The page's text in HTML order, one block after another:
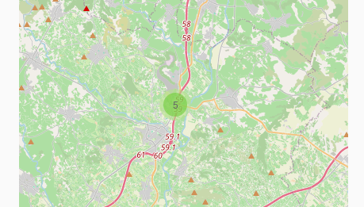
En savoir plus
5